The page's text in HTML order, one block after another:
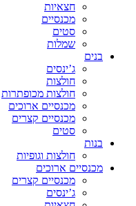
חצאיות
מכנסיים
סטים
שמלות
בנים
ג’ינסים
חולצות
חולצות מכופתרות
מכנסיים ארוכים
מכנסיים קצרים
סטים
בנות
חולצות וגופיות
מכנסיים ארוכים
מכנסיים קצרים
ג’ינסים